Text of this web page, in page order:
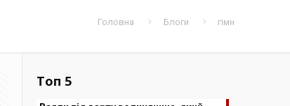
Головна Блоги гімн
Топ 5